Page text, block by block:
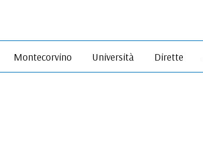
Montecorvino Università Dirette